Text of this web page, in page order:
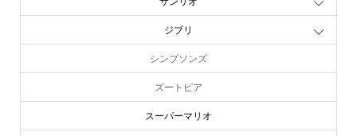
ジブリ
シンプソンズ
ズートピア
スーパーマリオ